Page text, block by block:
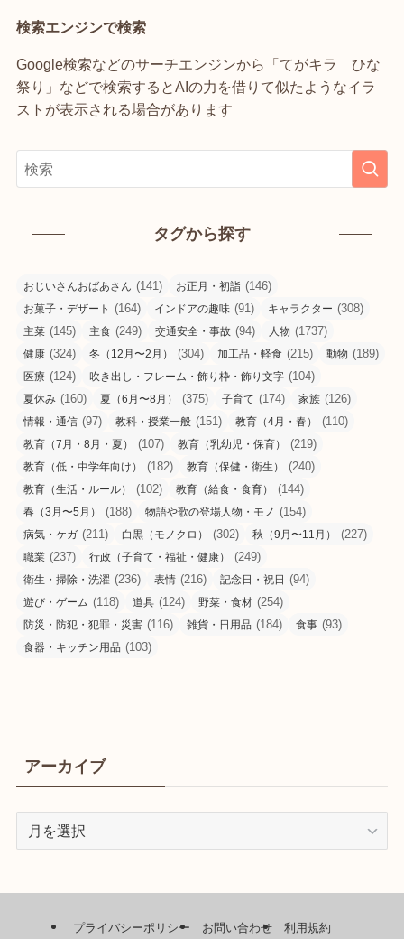
検索エンジンで検索
Google検索などのサーチエンジンから「てがキラ ひな
祭り」などで検索するとAIの力を借りて似たようなイラ
ストが表示される場合があります
タグから探す
おじいさんおばあさん (141) お正月・初詣 (146)
お菓子・デザート (164) インドアの趣味 (91) キャラクター (308)
主菜 (145) 主食 (249) 交通安全・事故 (94) 人物 (1737)
健康 (324) 冬（12月〜2月） (304) 加工品・軽食 (215) 動物 (189)
医療 (124) 吹き出し・フレーム・飾り枠・飾り文字 (104)
夏休み (160) 夏（6月〜8月） (375) 子育て (174) 家族 (126)
情報・通信 (97) 教科・授業一般 (151) 教育（4月・春） (110)
教育（7月・8月・夏） (107) 教育（乳幼児・保育） (219)
教育（低・中学年向け） (182) 教育（保健・衛生） (240)
教育（生活・ルール） (102) 教育（給食・食育） (144)
春（3月〜5月） (188) 物語や歌の登場人物・モノ (154)
病気・ケガ (211) 白黒（モノクロ） (302) 秋（9月〜11月） (227)
職業 (237) 行政（子育て・福祉・健康） (249)
衛生・掃除・洗濯 (236) 表情 (216) 記念日・祝日 (94)
遊び・ゲーム (118) 道具 (124) 野菜・食材 (254)
防災・防犯・犯罪・災害 (116) 雑貨・日用品 (184) 食事 (93)
食器・キッチン用品 (103)
アーカイブ
イ
プライバシーポリシー お問い合わせ 利用規約